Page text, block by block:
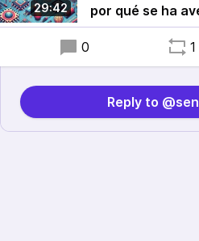
29:42
por qué se ha
0 1
Reply to